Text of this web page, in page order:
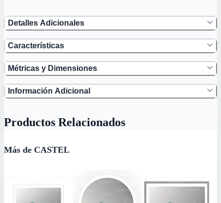
Detalles Adicionales
Características
Métricas y Dimensiones
Información Adicional
Productos Relacionados
Más de CASTEL